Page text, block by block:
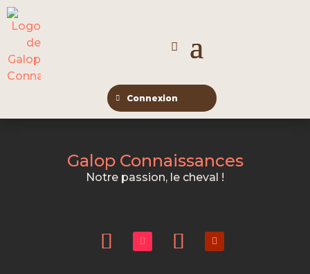
Connexion
Galop Connaissances
Notre passion, le cheval !